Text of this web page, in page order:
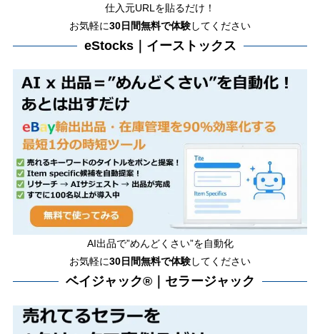
仕入元URLを貼るだけ！
お気軽に30日間無料で体験してください
eStocks｜イーストックス
AI出品で”めんどくさい”を自動化
お気軽に30日間無料で体験してください
ベイジャック®｜セラージャック